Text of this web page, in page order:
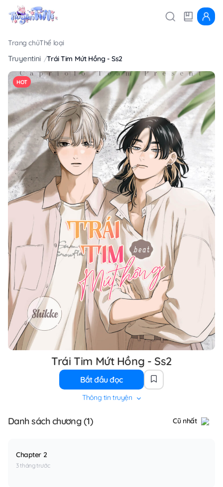
Trang chủThể loại
Truyentini Trái Tim Mứt Hồng - Ss2
HOT
Trái Tim Mứt Hồng - Ss2
Bắt đầu đọc
Thông tin truyện
Danh sách chương (1) Cũ nhất
Chapter 2
3 tháng trước